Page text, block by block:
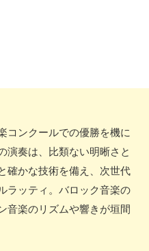
コンクールでの優勝を機に
演奏は、比類ない明晰さと
確かな技術を備え、次世代
ラッティ。バロック音楽の
音楽のリズムや響きが垣間